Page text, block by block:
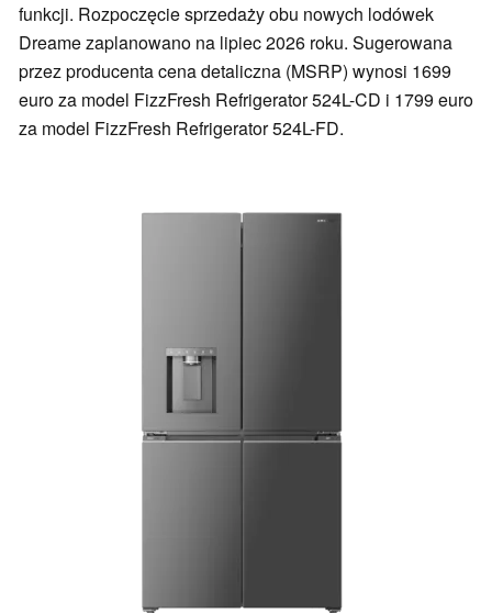
funkcji. Rozpoczęcie sprzedaży obu nowych lodówek
Dreame zaplanowano na lipiec 2026 roku. Sugerowana
przez producenta cena detaliczna (MSRP) wynosi 1699
euro za model FizzFresh Refrigerator 524L-CD i 1799 euro
za model FizzFresh Refrigerator 524L-FD.